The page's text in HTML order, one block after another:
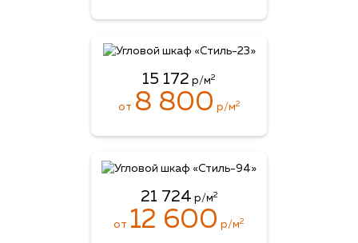
15 172 р/м2
от 8 800 р/м2
21 724 р/м2
от 12 600 р/м2